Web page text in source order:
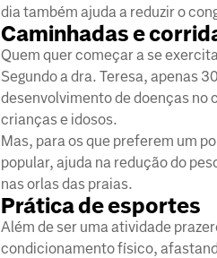
dia também ajuda a reduzir o
Caminhadas e
Quem quer começar a se
Segundo a dra. Teresa, apenas
desenvolvimento de doenças no
crianças e idosos.
Mas, para os que preferem um
popular, ajuda na redução do
nas orlas das praias.
Prática de esportes
Além de ser uma atividade
condicionamento físico,